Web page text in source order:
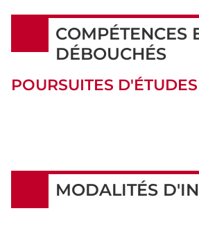
COMPÉTENCES
DÉBOUCHÉS
POURSUITES D'ÉTUDES
MODALITÉS